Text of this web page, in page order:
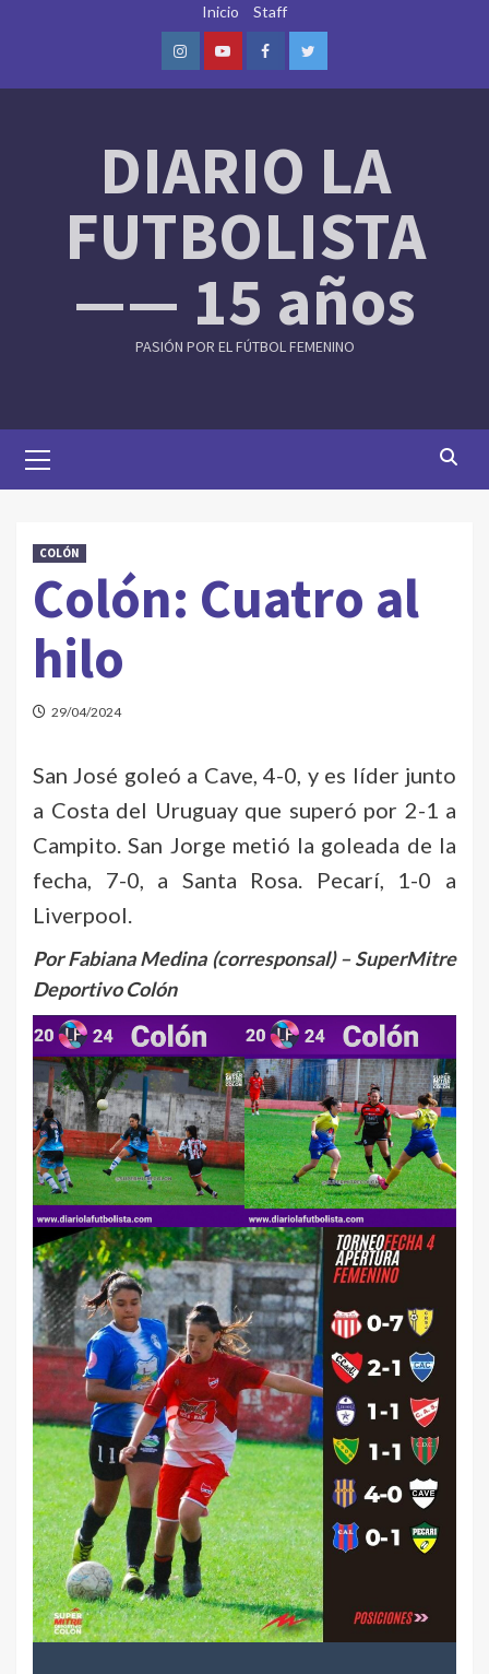
Inicio Staff
InstagramYoutubeFacebookTwitter
DIARIO LA
FUTBOLISTA
—— 15 años
PASIÓN POR EL FÚTBOL FEMENINO
Menu
COLÓN
Colón: Cuatro al
hilo
29/04/2024
San José goleó a Cave, 4-0, y es líder junto
a Costa del Uruguay que superó por 2-1 a
Campito. San Jorge metió la goleada de la
fecha, 7-0, a Santa Rosa. Pecarí, 1-0 a
Liverpool.
Por Fabiana Medina (corresponsal) – SuperMitre
Deportivo Colón